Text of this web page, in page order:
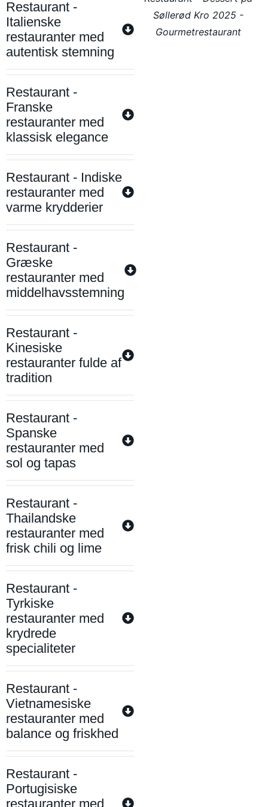
Restaurant -
Italienske
restauranter med
autentisk stemning
Restaurant -
Franske
restauranter med
klassisk elegance
Restaurant - Indiske
restauranter med
varme krydderier
Restaurant -
Græske
restauranter med
middelhavsstemning
Restaurant -
Kinesiske
restauranter fulde af
tradition
Restaurant -
Spanske
restauranter med
sol og tapas
Restaurant -
Thailandske
restauranter med
frisk chili og lime
Restaurant -
Tyrkiske
restauranter med
krydrede
specialiteter
Restaurant -
Vietnamesiske
restauranter med
balance og friskhed
Restaurant -
Portugisiske
restauranter med
Søllerød Kro 2025 -
Gourmetrestaurant